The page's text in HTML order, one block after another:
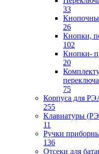
33
26
Кнопки,
102
Кнопки-
20
75
Корпуса для
255
Клавиатуры
11
Ручки
136
Отсеки для